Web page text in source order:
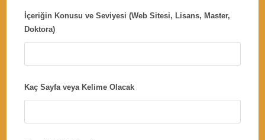
İçeriğin Konusu ve Seviyesi (Web Sitesi, Lisans, Master,
Doktora)
Kaç Sayfa veya Kelime Olacak